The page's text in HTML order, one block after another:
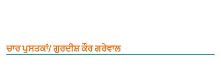
ਚਾਰ ਪੁਸਤਕਾਂ/ ਗੁਰਦੀਸ਼ ਕੌਰ ਗਰੇਵਾਲ